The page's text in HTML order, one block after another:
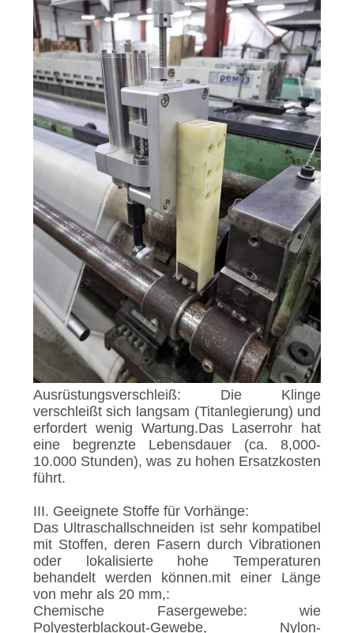
Ausrüstungsverschleiß: Die Klinge
verschleißt sich langsam (Titanlegierung) und
erfordert wenig Wartung.Das Laserrohr hat
eine begrenzte Lebensdauer (ca. 8,000-
10.000 Stunden), was zu hohen Ersatzkosten
führt.
III. Geeignete Stoffe für Vorhänge:
Das Ultraschallschneiden ist sehr kompatibel
mit Stoffen, deren Fasern durch Vibrationen
oder lokalisierte hohe Temperaturen
behandelt werden können.mit einer Länge
von mehr als 20 mm,:
Chemische Fasergewebe: wie
Polyesterblackout-Gewebe, Nylon-